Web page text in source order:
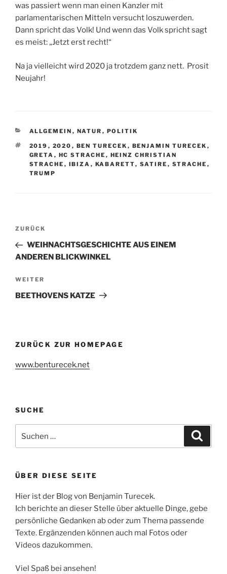
was passiert wenn man einen Kanzler mit
parlamentarischen Mitteln versucht loszuwerden.
Dann spricht das Volk! Und wenn das Volk spricht sagt
es meist: „Jetzt erst recht!“
Na ja vielleicht wird 2020 ja trotzdem ganz nett. Prosit
Neujahr!
KATEGORIEN
ALLGEMEIN , NATUR , POLITIK
SCHLAGWÖRTER
2019 , 2020 , BEN TURECEK , BENJAMIN TURECEK ,
GRETA , HC STRACHE , HEINZ CHRISTIAN
STRACHE , IBIZA , KABARETT, SATIRE , STRACHE ,
TRUMP
Beitragsnavigation
Vorheriger
Beitrag
ZURÜCK
WEIHNACHTSGESCHICHTE AUS EINEM
ANDEREN BLICKWINKEL
Nächster
Beitrag
WEITER
BEETHOVENS KATZE
ZURÜCK ZUR HOMEPAGE
www.benturecek.net
SUCHE
nach:
ÜBER DIESE SEITE
Hier ist der Blog von Benjamin Turecek.
Ich berichte an dieser Stelle über aktuelle Dinge, gebe
persönliche Gedanken ab oder zum Thema passende
Texte. Ergänzenden können auch mal Fotos oder
Videos dazukommen.
Viel Spaß bei ansehen!